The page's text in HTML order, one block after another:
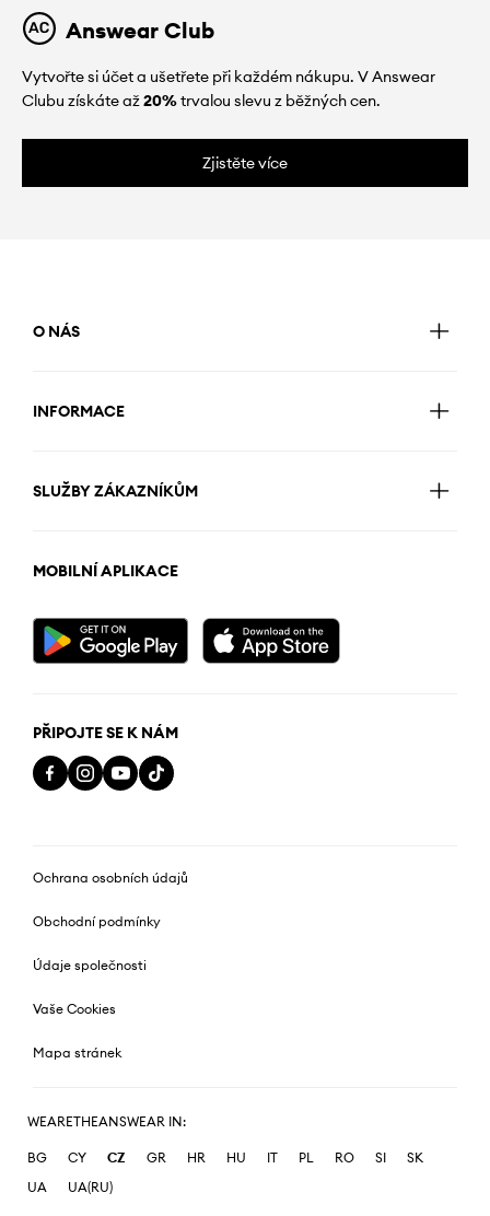
Answear Club
Vytvořte si účet a ušetřete při každém nákupu. V Answear
Clubu získáte až20%trvalou slevu z běžných cen.
Zjistěte více
O NÁS
INFORMACE
SLUŽBY ZÁKAZNÍKŮM
MOBILNÍ APLIKACE
PŘIPOJTE SE K NÁM
Ochrana osobních údajů
Obchodní podmínky
Údaje společnosti
Vaše Cookies
Mapa stránek
WEARETHEANSWEAR IN:
BG CY CZ GR HR HU IT PL RO SI
SK
UA
UA(RU)